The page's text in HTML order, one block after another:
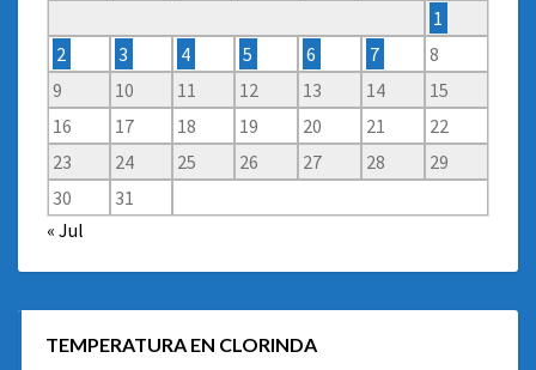
1
2
3 4 5 6 7
8
9
10 11 12 13 14
15
16
17 18 19 20 21
22
23
24 25 26 27 28
29
30
31
« Jul
TEMPERATURA EN CLORINDA